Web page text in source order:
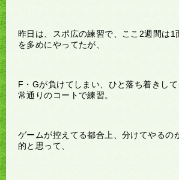
昨日は、スポ広の練習で、ここ2週間は1
を多めにやってたが、
F・Gが負けてしまい、ひと落ち着きし
常通りのコートで練習。
ゲームが控えてる都合上、分けてやるの
的と思って、